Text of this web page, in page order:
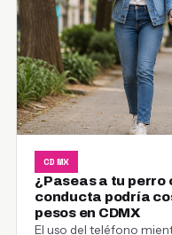
CDMX
¿Paseas a tu perro
conducta podría
pesos en CDMX
El uso del teléfono